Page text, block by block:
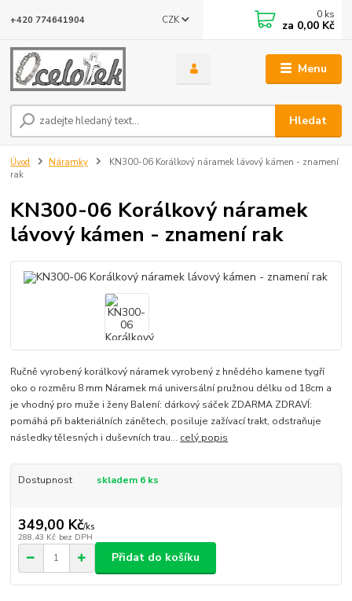
Menu
CZK
Hledat
+420 774641904 0 ks
za 0,00 Kč
Úvod Náramky
KN300-06 Korálkový náramek lávový kámen - znamení
rak
KN300-06 Korálkový náramek
lávový kámen - znamení rak
Ručně vyrobený korálkový náramek vyrobený z hnědého kamene tygří
oko o rozměru 8 mm Náramek má universální pružnou délku od 18cm a
je vhodný pro muže i ženy Balení: dárkový sáček ZDARMA ZDRAVÍ:
pomáhá při bakteriálních zánětech, posiluje zažívací trakt, odstraňuje
následky tělesných i duševních trau... celý popis
Dostupnost skladem 6 ks
349,00 Kč/ks
288,43 Kč bez DPH
Přidat do košíku